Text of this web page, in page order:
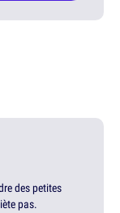
des petites
pas.